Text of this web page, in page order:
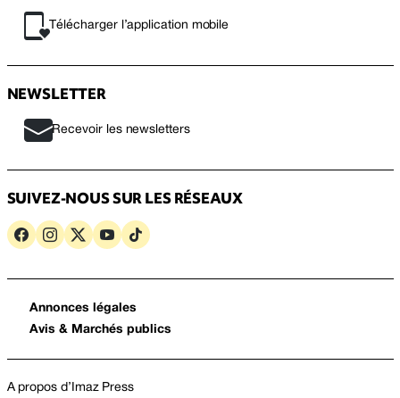
Télécharger l’application mobile
NEWSLETTER
Recevoir les newsletters
SUIVEZ-NOUS SUR LES RÉSEAUX
Annonces légales
Avis & Marchés publics
A propos d’Imaz Press